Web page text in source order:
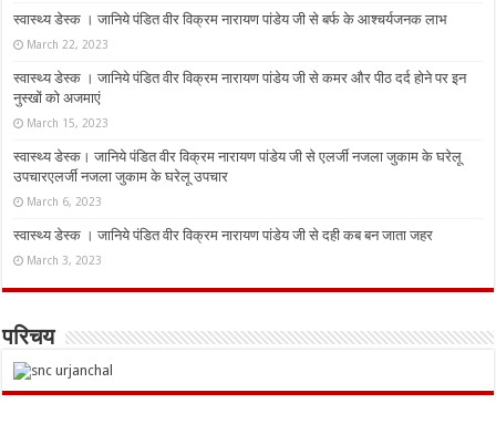
स्वास्थ्य डेस्क । जानिये पंडित वीर विक्रम नारायण पांडेय जी से बर्फ के आश्चर्यजनक लाभ
March 22, 2023
स्वास्थ्य डेस्क । जानिये पंडित वीर विक्रम नारायण पांडेय जी से कमर और पीठ दर्द होने पर इन
नुस्‍खों को अजमाएं
March 15, 2023
स्वास्थ्य डेस्क। जानिये पंडित वीर विक्रम नारायण पांडेय जी से एलर्जी नजला जुकाम के घरेलू
उपचारएलर्जी नजला जुकाम के घरेलू उपचार
March 6, 2023
स्वास्थ्य डेस्क । जानिये पंडित वीर विक्रम नारायण पांडेय जी से दही कब बन जाता जहर
March 3, 2023
परिचय